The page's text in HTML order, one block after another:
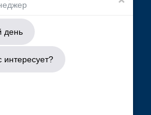
день
интересует?